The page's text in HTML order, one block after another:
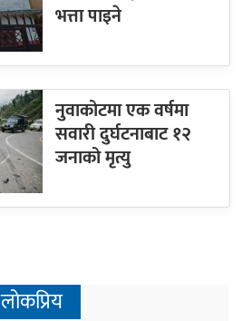
भत्ता पाइने
नुवाकोटमा एक वर्षमा
सवारी दुर्घटनाबाट १२
जनाको मृत्यु
लोकप्रिय